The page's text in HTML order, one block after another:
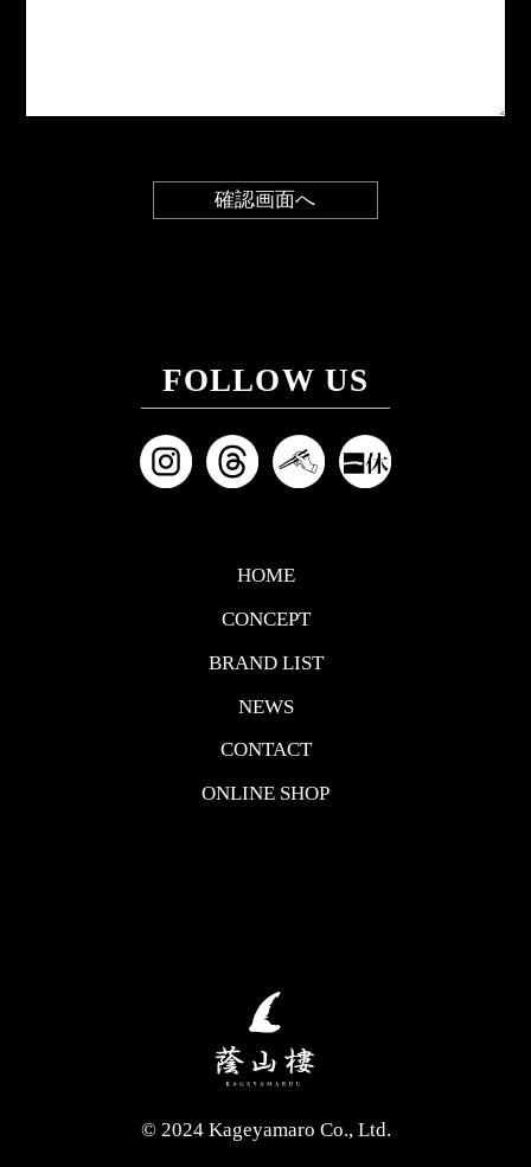
FOLLOW US
HOME
CONCEPT
BRAND LIST
NEWS
CONTACT
ONLINE SHOP
© 2024 Kageyamaro Co., Ltd.